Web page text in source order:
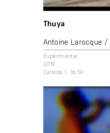
Thuya
Antoine Larocque
Expérimental
2019
Canada
16:56